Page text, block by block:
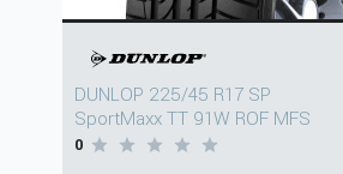
DUNLOP 225/45 R17 SP
SportMaxx TT 91W ROF MFS
0